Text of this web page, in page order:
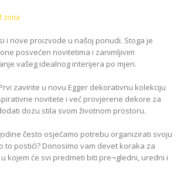
zona
i nove proizvode u našoj ponudi. Stoga je
posvećen novitetima i zanimljivim
vašeg idealnog interijera po mjeri.
zavirite u novu Egger dekorativnu kolekciju
novitete i već provjerene dekore za
dozu stila svom životnom prostoru.
često osjećamo potrebu organizirati svoju
to postići? Donosimo vam devet koraka za
kojem će svi predmeti biti pre¬gledni, uredni i
pravi
daski?
za EGGER
13/07/2026
Inspiracija bez
spaja i najzahtjevnije
kutove
12/05/2026